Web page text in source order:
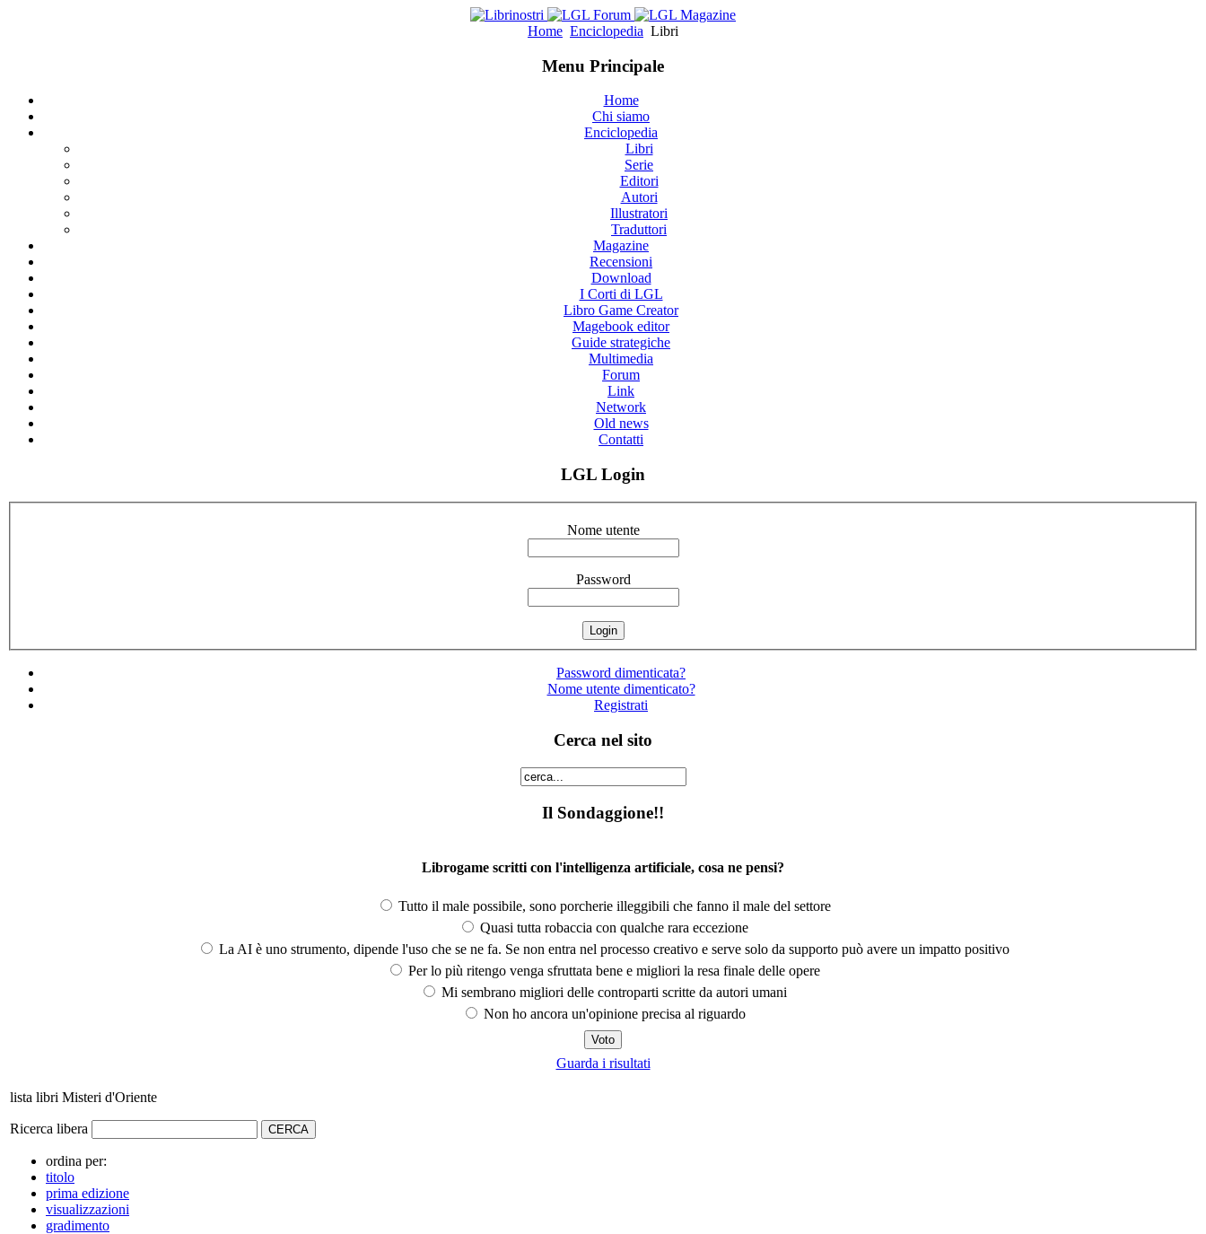
Home Enciclopedia Libri
Menu Principale
Home
Chi siamo
Enciclopedia
Libri
Serie
Editori
Autori
Illustratori
Traduttori
Magazine
Recensioni
Download
I Corti di LGL
Libro Game Creator
Magebook editor
Guide strategiche
Multimedia
Forum
Link
Network
Old news
Contatti
LGL Login
Nome utente
Password
Password dimenticata?
Nome utente dimenticato?
Registrati
Cerca nel sito
Il Sondaggione!!
Librogame scritti con l'intelligenza artificiale, cosa ne pensi?
Tutto il male possibile, sono porcherie illeggibili che fanno il male del settore
Quasi tutta robaccia con qualche rara eccezione
La AI è uno strumento, dipende l'uso che se ne fa. Se non entra nel processo creativo e serve solo da supporto può avere un impatto positivo
Per lo più ritengo venga sfruttata bene e migliori la resa finale delle opere
Mi sembrano migliori delle controparti scritte da autori umani
Non ho ancora un'opinione precisa al riguardo
Guarda i risultati
lista libri Misteri d'Oriente
Ricerca libera
ordina per:
titolo
prima edizione
visualizzazioni
gradimento